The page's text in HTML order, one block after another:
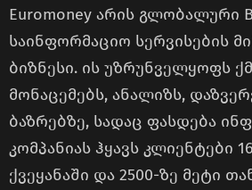
Euromoney არის გლობალური
საინფორმაციო სერვისების
ბიზნესი. ის უზრუნველყოფს
მონაცემებს, ანალიზს,
ბაზრებზე, სადაც ფასდება
კომპანიას ჰყავს კლიენტები
ქვეყანაში და 2500-ზე მეტი